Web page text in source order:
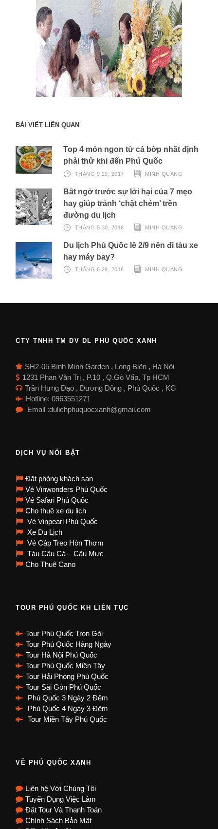
BÀI VIẾT LIÊN QUAN
Top 4 món ngon từ cá bớp nhất định
phải thử khi đến Phú Quốc
THÁNG 9 29, 2017 MINH QUANG
Bất ngờ trước sự lời hại của 7 mẹo
hay giúp tránh ‘chặt chém’ trên
đường du lịch
THÁNG 5 30, 2016 MINH QUANG
Du lịch Phú Quốc lễ 2/9 nên đi tàu xe
hay máy bay?
THÁNG 8 29, 2018 MINH QUANG
CTY TNHH TM DV DL PHÚ QUỐC XANH
SH2-05 Bình Minh Garden , Long Biên , Hà Nội
1231 Phan Văn Trị , P.10 , Q.Gò Vấp, Tp HCM
Trần Hưng Đạo , Dương Đông , Phú Quốc , KG
Hotline: 0963551271
Email :dulichphuquocxanh@gmail.com
DỊCH VỤ NỔI BẬT
Đặt phòng khách sạn
Vé Vinwonders Phú Quốc
Vé Safari Phú Quốc
Cho thuê xe du lịch
Vé Vinpearl Phú Quốc
Xe Du Lịch
Vé Cáp Treo Hòn Thơm
Tàu Câu Cá – Câu Mực
Cho Thuê Cano
TOUR PHÚ QUỐC KH LIÊN TỤC
Tour Phú Quốc Trọn Gói
Tour Phú Quốc Hàng Ngày
Tour Hà Nội Phú Quốc
Tour Phú Quốc Miền Tây
Tour Hải Phòng Phú Quốc
Tour Sài Gòn Phú Quốc
Phú Quốc 3 Ngày 2 Đêm
Phú Quốc 4 Ngày 3 Đêm
Tour Miền Tây Phú Quốc
VỀ PHÚ QUỐC XANH
Liên hệ Với Chúng Tôi
Tuyển Dụng Việc Làm
Đặt Tour Và Thanh Toán
Chính Sách Bảo Mật